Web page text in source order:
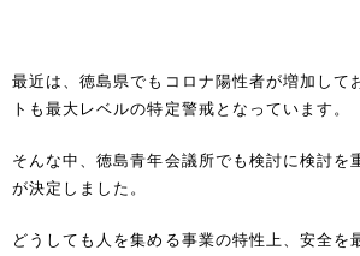
最近は、徳島県でもコロナ陽性者が増加して
トも最大レベルの特定警戒となっています。
そんな中、徳島青年会議所でも検討に検討を
が決定しました。
どうしても人を集める事業の特性上、安全を